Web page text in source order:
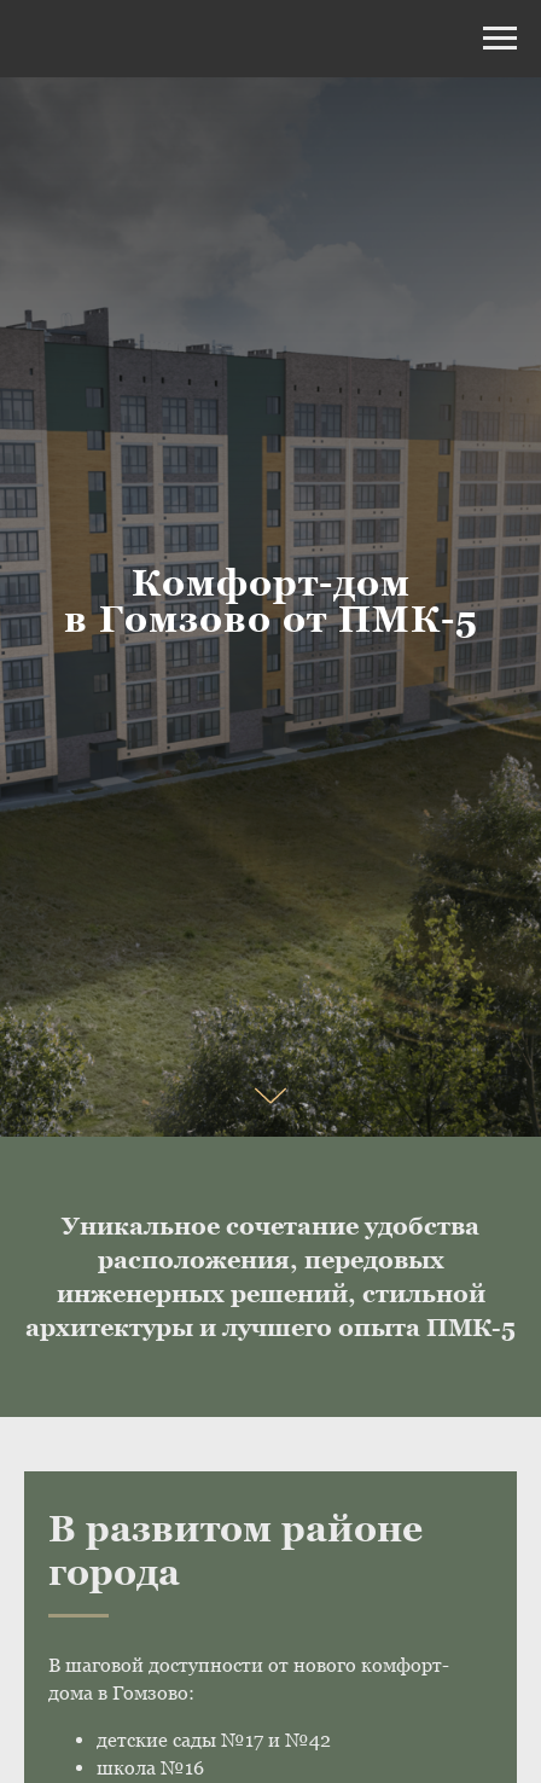
Комфорт-дом
в Гомзово от ПМК-5
Уникальное сочетание удобства
расположения, передовых
инженерных решений, стильной
архитектуры и лучшего опыта ПМК-5
В развитом районе
города
В шаговой доступности от нового комфорт-
дома в Гомзово:
детские сады №17 и №42
школа №16